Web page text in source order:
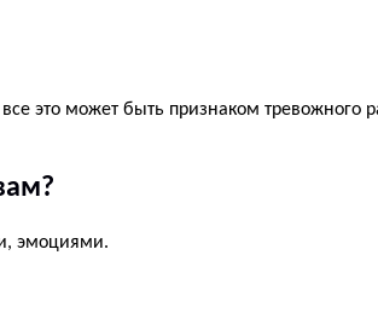
это может быть признаком тревожного
эмоциями.